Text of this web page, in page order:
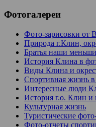
Фотогалереи
Фото-зарисовки от
Природа г.Клин,
Братья наши
История Клина в
Виды Клина и
Спортивная жизнь
Интересные люди
История г.о. Клин и
Культурная жизнь
Туристические
Фото-отчеты